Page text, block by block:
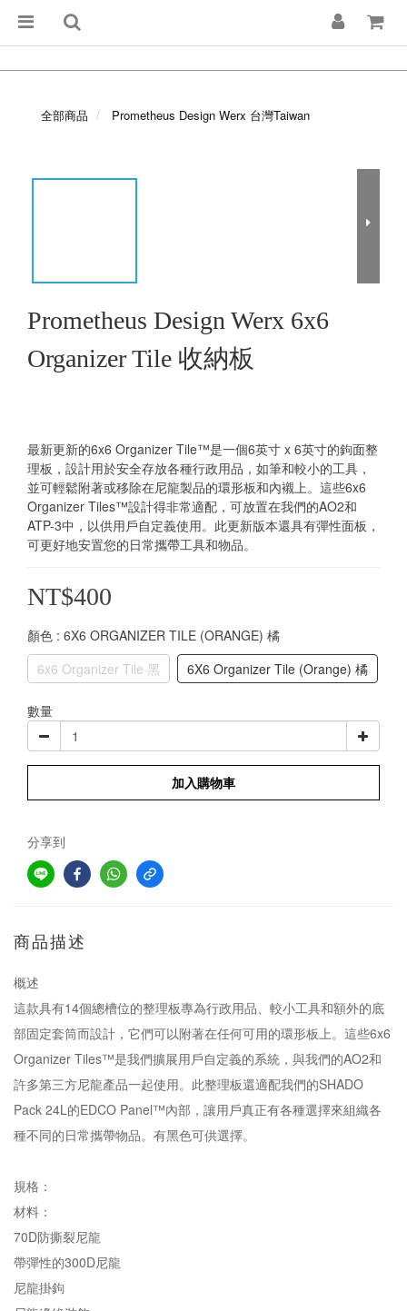
全部商品 Prometheus Design Werx 台灣Taiwan
Prometheus Design Werx 6x6
Organizer Tile 收納板
最新更新的6x6 Organizer Tile™是一個6英寸 x 6英寸的鉤面整
理板，設計用於安全存放各種行政用品，如筆和較小的工具，
並可輕鬆附著或移除在尼龍製品的環形板和內襯上。這些6x6
Organizer Tiles™設計得非常適配，可放置在我們的AO2和
ATP-3中，以供用戶自定義使用。此更新版本還具有彈性面板，
可更好地安置您的日常攜帶工具和物品。
NT$400
顏色 : 6X6 ORGANIZER TILE (ORANGE) 橘
6x6 Organizer Tile 黑
6X6 Organizer Tile (Orange) 橘
數量
加入購物車
分享到
商品描述
概述
這款具有14個總槽位的整理板專為行政用品、較小工具和額外的底
部固定套筒而設計，它們可以附著在任何可用的環形板上。這些6x6
Organizer Tiles™是我們擴展用戶自定義的系統，與我們的AO2和
許多第三方尼龍產品一起使用。此整理板還適配我們的SHADO
Pack 24L的EDCO Panel™內部，讓用戶真正有各種選擇來組織各
種不同的日常攜帶物品。有黑色可供選擇。
規格：
材料：
70D防撕裂尼龍
帶彈性的300D尼龍
尼龍掛鉤